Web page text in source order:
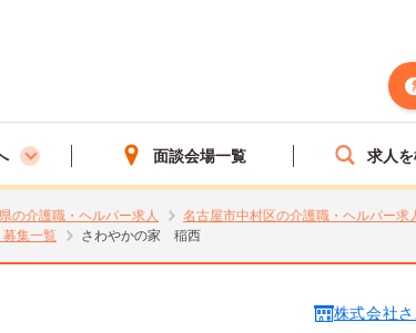
面談会場一覧 求人
の介護職・ヘルパー求人
名古屋市中村区の介護職・ヘルパー求
募集一覧
さわやかの家 稲西
株式会社